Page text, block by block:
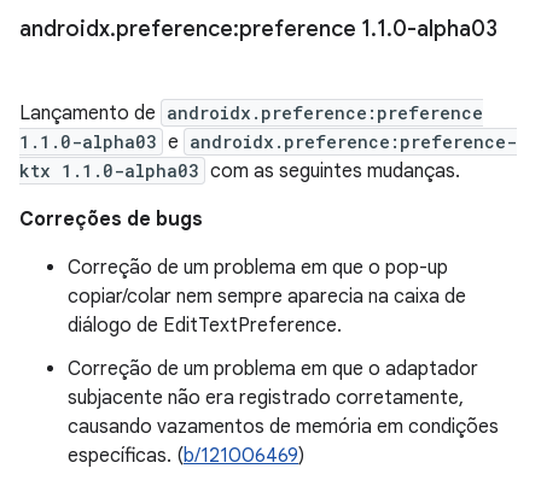
androidx.preference:preference 1.1.0-alpha03
Lançamento de androidx.preference:preference
1.1.0-alpha03 e androidx.preference:preference-
ktx 1.1.0-alpha03 com as seguintes mudanças.
Correções de bugs
Correção de um problema em que o pop-up
copiar/colar nem sempre aparecia na caixa de
diálogo de EditTextPreference.
Correção de um problema em que o adaptador
subjacente não era registrado corretamente,
causando vazamentos de memória em condições
específicas. (b/121006469)